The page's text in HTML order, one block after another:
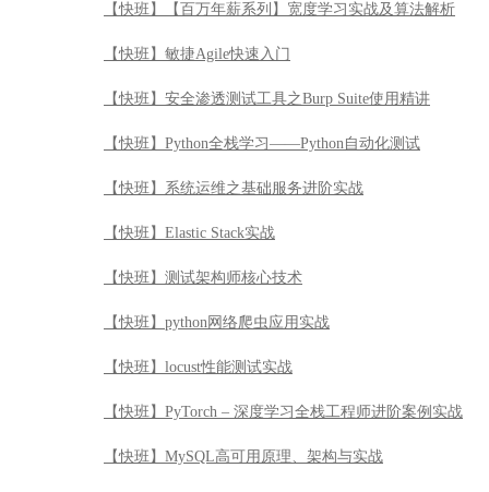
【快班】【百万年薪系列】宽度学习实战及算法解析
【快班】敏捷Agile快速入门
【快班】安全渗透测试工具之Burp Suite使用精讲
【快班】Python全栈学习——Python自动化测试
【快班】系统运维之基础服务进阶实战
【快班】Elastic Stack实战
【快班】测试架构师核心技术
【快班】python网络爬虫应用实战
【快班】locust性能测试实战
【快班】PyTorch – 深度学习全栈工程师进阶案例实战
【快班】MySQL高可用原理、架构与实战